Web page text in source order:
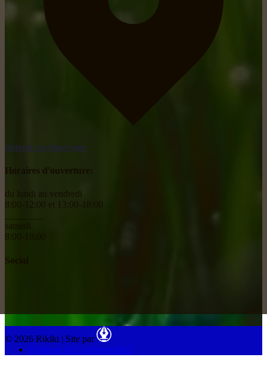
obtenir un itinéraire
Horaires d'ouverture:
du lundi au vendredi
8:00-12:00 et 13:00-18:00
samedi
8:00-18:00
Social
© 2026 Rikiki | Site par
Politique de Confidentialité